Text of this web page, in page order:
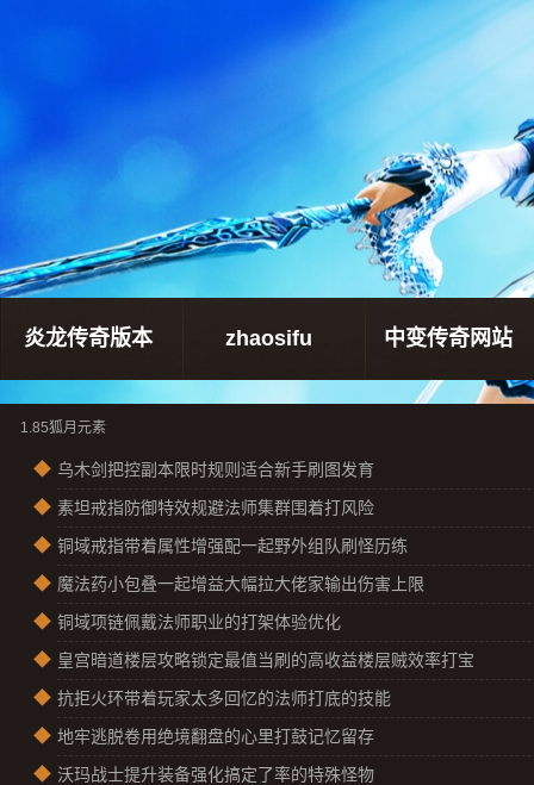
炎龙传奇版本 zhaosifu 中变传奇网站
1.85狐月元素
◆ 乌木剑把控副本限时规则适合新手刷图发育
◆ 素坦戒指防御特效规避法师集群围着打风险
◆ 铜域戒指带着属性‌增强配一起野外组队刷怪历练
◆ 魔法药小包叠一起增益大幅拉大佬家输出伤害上限
◆ 铜域项链佩戴法师职业的打架体验优化
◆ 皇宫暗道楼层攻略锁定最值当刷的高收益楼层贼效率打宝
◆ 抗拒火环带着玩家太多回忆的法师打底的技能
◆ 地牢逃脱卷用绝境翻盘的心里打鼓记忆留存
◆ 沃玛战士提升装备强化搞定了率的特殊怪物